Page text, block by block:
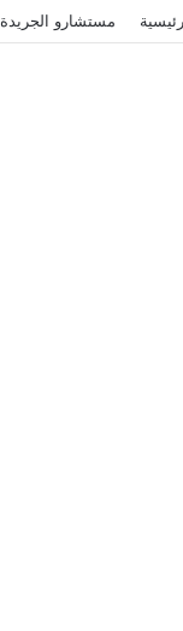
مستشارو الجريدة